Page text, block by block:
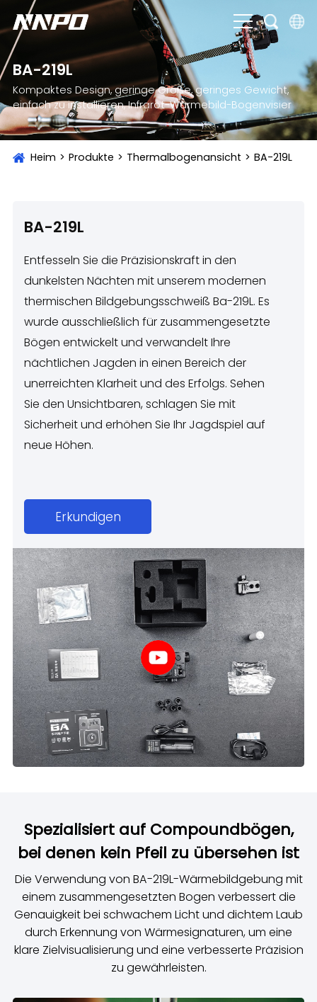
English
čeština
Deutsch
Français
Русский
slovenský
BA-219L
Kompaktes Design, geringe Größe, geringes Gewicht,
einfach zu installieren, Infrarot-Wärmebild-Bogenvisier
Heim > Produkte > Thermalbogenansicht > BA-219L
BA-219L
Entfesseln Sie die Präzisionskraft in den
dunkelsten Nächten mit unserem modernen
thermischen Bildgebungsschweiß Ba-219L. Es
wurde ausschließlich für zusammengesetzte
Bögen entwickelt und verwandelt Ihre
nächtlichen Jagden in einen Bereich der
unerreichten Klarheit und des Erfolgs. Sehen
Sie den Unsichtbaren, schlagen Sie mit
Sicherheit und erhöhen Sie Ihr Jagdspiel auf
neue Höhen.
Erkundigen
Spezialisiert auf Compoundbögen,
bei denen kein Pfeil zu übersehen ist
Die Verwendung von BA-219L-Wärmebildgebung mit
einem zusammengesetzten Bogen verbessert die
Genauigkeit bei schwachem Licht und dichtem Laub
durch Erkennung von Wärmesignaturen, um eine
klare Zielvisualisierung und eine verbesserte Präzision
zu gewährleisten.